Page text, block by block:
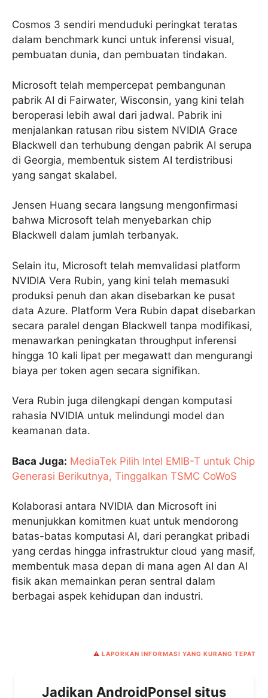
Cosmos 3 sendiri menduduki peringkat teratas
dalam benchmark kunci untuk inferensi visual,
pembuatan dunia, dan pembuatan tindakan.
Microsoft telah mempercepat pembangunan
pabrik AI di Fairwater, Wisconsin, yang kini telah
beroperasi lebih awal dari jadwal. Pabrik ini
menjalankan ratusan ribu sistem NVIDIA Grace
Blackwell dan terhubung dengan pabrik AI serupa
di Georgia, membentuk sistem AI terdistribusi
yang sangat skalabel.
Jensen Huang secara langsung mengonfirmasi
bahwa Microsoft telah menyebarkan chip
Blackwell dalam jumlah terbanyak.
Selain itu, Microsoft telah memvalidasi platform
NVIDIA Vera Rubin, yang kini telah memasuki
produksi penuh dan akan disebarkan ke pusat
data Azure. Platform Vera Rubin dapat disebarkan
secara paralel dengan Blackwell tanpa modifikasi,
menawarkan peningkatan throughput inferensi
hingga 10 kali lipat per megawatt dan mengurangi
biaya per token agen secara signifikan.
Vera Rubin juga dilengkapi dengan komputasi
rahasia NVIDIA untuk melindungi model dan
keamanan data.
Baca Juga: MediaTek Pilih Intel EMIB-T untuk Chip
Generasi Berikutnya, Tinggalkan TSMC CoWoS
Kolaborasi antara NVIDIA dan Microsoft ini
menunjukkan komitmen kuat untuk mendorong
batas-batas komputasi AI, dari perangkat pribadi
yang cerdas hingga infrastruktur cloud yang masif,
membentuk masa depan di mana agen AI dan AI
fisik akan memainkan peran sentral dalam
berbagai aspek kehidupan dan industri.
⚠️ LAPORKAN INFORMASI YANG KURANG TEPAT
Jadikan AndroidPonsel situs